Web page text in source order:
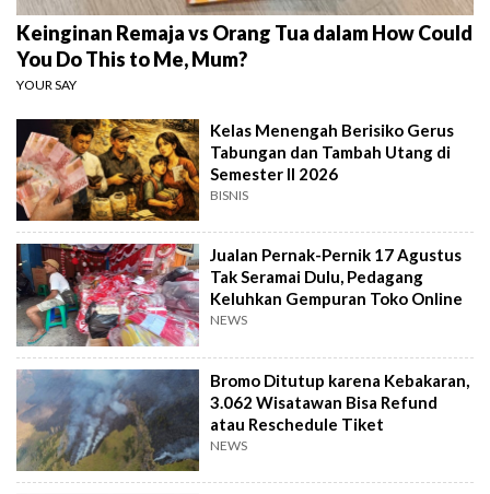
Keinginan Remaja vs Orang Tua dalam How Could
You Do This to Me, Mum?
YOUR SAY
Kelas Menengah Berisiko Gerus
Tabungan dan Tambah Utang di
Semester II 2026
BISNIS
Jualan Pernak-Pernik 17 Agustus
Tak Seramai Dulu, Pedagang
Keluhkan Gempuran Toko Online
NEWS
Bromo Ditutup karena Kebakaran,
3.062 Wisatawan Bisa Refund
atau Reschedule Tiket
NEWS